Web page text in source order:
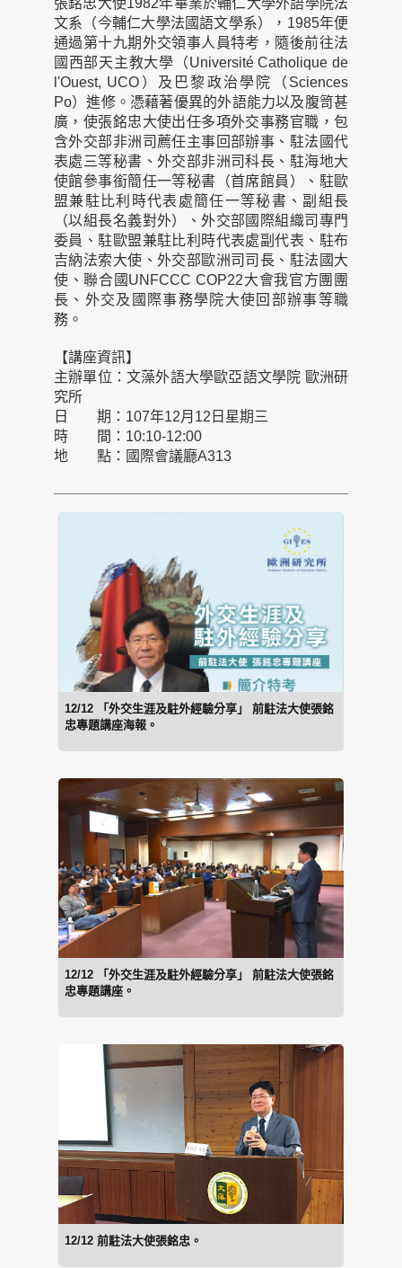
張銘忠大使1982年畢業於輔仁大學外語學院法
文系（今輔仁大學法國語文學系），1985年便
通過第十九期外交領事人員特考，隨後前往法
國西部天主教大學（Université Catholique de
l'Ouest, UCO）及巴黎政治學院（Sciences
Po）進修。憑藉著優異的外語能力以及腹笥甚
廣，使張銘忠大使出任多項外交事務官職，包
含外交部非洲司薦任主事回部辦事、駐法國代
表處三等秘書、外交部非洲司科長、駐海地大
使館參事銜簡任一等秘書（首席館員）、駐歐
盟兼駐比利時代表處簡任一等秘書、副組長
（以組長名義對外）、外交部國際組織司專門
委員、駐歐盟兼駐比利時代表處副代表、駐布
吉納法索大使、外交部歐洲司司長、駐法國大
使、聯合國UNFCCC COP22大會我官方團團
長、外交及國際事務學院大使回部辦事等職
務。
【講座資訊】
主辦單位：文藻外語大學歐亞語文學院 歐洲研
究所
日 期：107年12月12日星期三
時 間：10:10-12:00
地 點：國際會議廳A313
12/12 「外交生涯及駐外經驗分享」 前駐法大使張銘
忠專題講座海報。
12/12 「外交生涯及駐外經驗分享」 前駐法大使張銘
忠專題講座。
12/12 前駐法大使張銘忠。